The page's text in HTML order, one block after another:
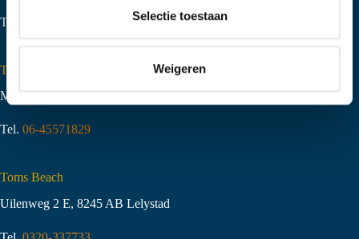
i
Selectie toestaan
Weigeren
Tel.
Toms Creek Appeltern
Molenstraat 10,6629 KJ Appeltern
Tel. 06-45571829
Toms Beach
Uilenweg 2 E, 8245 AB Lelystad